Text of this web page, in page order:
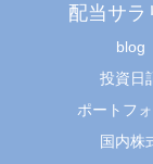
配当サラ
blog
投資日
ポートフ
国内株